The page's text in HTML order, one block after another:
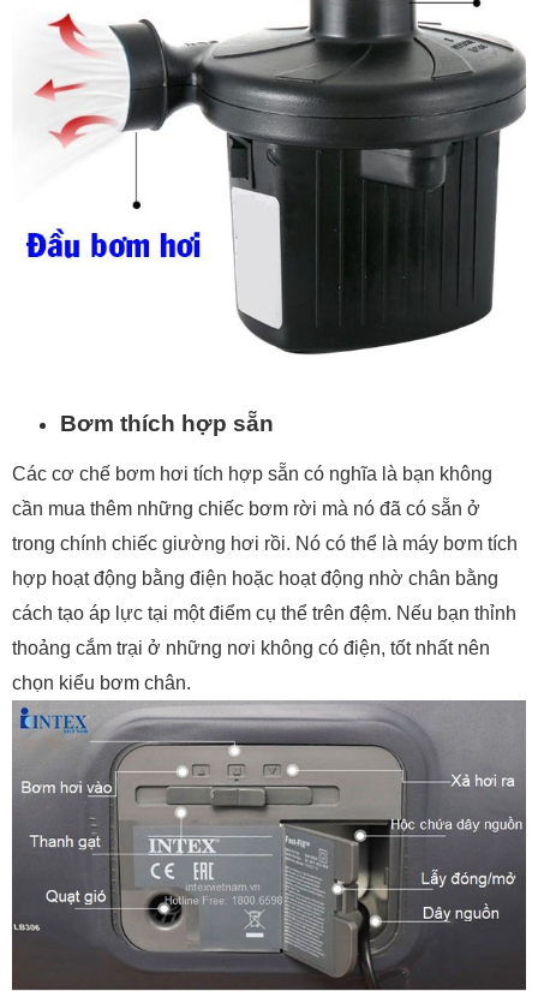
Bơm thích hợp sẵn
Các cơ chế bơm hơi tích hợp sẵn có nghĩa là bạn không
cần mua thêm những chiếc bơm rời mà nó đã có sẵn ở
trong chính chiếc giường hơi rồi. Nó có thể là máy bơm tích
hợp hoạt động bằng điện hoặc hoạt động nhờ chân bằng
cách tạo áp lực tại một điểm cụ thể trên đệm. Nếu bạn thỉnh
thoảng cắm trại ở những nơi không có điện, tốt nhất nên
chọn kiểu bơm chân.